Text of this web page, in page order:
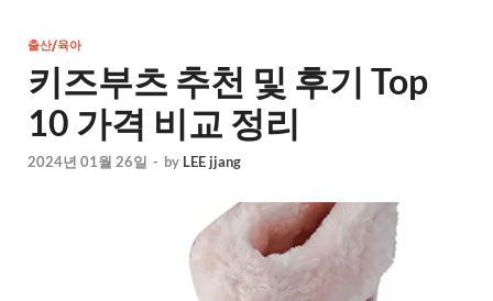
출산/육아
키즈부츠 추천 및 후기 Top
10 가격 비교 정리
2024년 01월 26일 - by LEE jjang